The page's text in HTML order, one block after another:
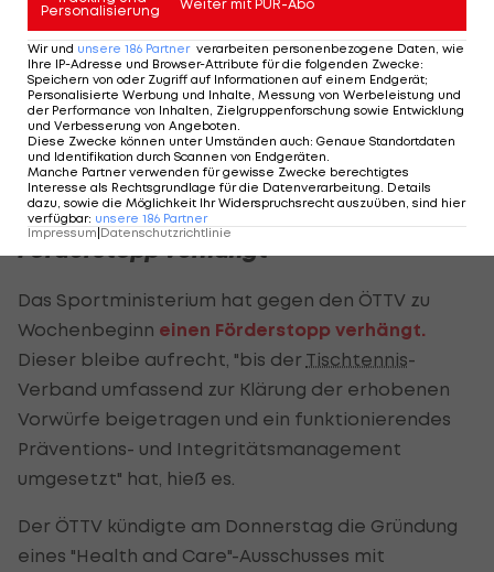
informiert zu haben.
Ihr hätten sich am Rande von
Staatsmeisterschaften Nachwuchsspielerinnen
aus anderen Bundesländern anvertraut. Diese
hätten demnach von sexuellen Übergriffen
erzählt, die schon länger angedauert hätten.
Förderstopp verhängt
Das Sportministerium hat gegen den ÖTTV zu
Wochenbeginn einen Förderstopp verhängt.
Dieser bleibe aufrecht, "bis der Tischtennis-
Verband umfassend zur Klärung der erhobenen
Vorwürfe beigetragen und ein funktionierendes
Präventions- und Integritätsmanagement
umgesetzt" hat, hieß es.
Der ÖTTV kündigte am Donnerstag die Gründung
eines "Health and Care"-Ausschusses mit
Personalisierung
Weiter mit PUR-Abo
Wir und unsere 186 Partner verarbeiten personenbezogene Daten, wie
Ihre IP-Adresse und Browser-Attribute für die folgenden Zwecke:
Speichern von oder Zugriff auf Informationen auf einem Endgerät;
Personalisierte Werbung und Inhalte, Messung von Werbeleistung und
der Performance von Inhalten, Zielgruppenforschung sowie Entwicklung
und Verbesserung von Angeboten.
Diese Zwecke können unter Umständen auch: Genaue Standortdaten
und Identifikation durch Scannen von Endgeräten.
Manche Partner verwenden für gewisse Zwecke berechtigtes
Interesse als Rechtsgrundlage für die Datenverarbeitung. Details
dazu, sowie die Möglichkeit Ihr Widerspruchsrecht auszuüben, sind hier
verfügbar: unsere 186 Partner
Impressum Datenschutzrichtlinie